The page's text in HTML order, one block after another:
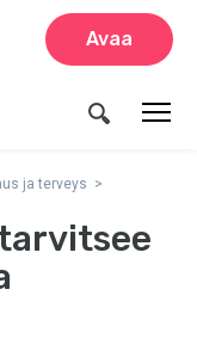
Avaa
ja terveys